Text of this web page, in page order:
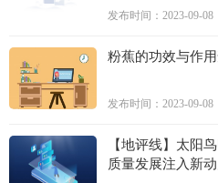
发布时间：2023-09-08
粉蕉的功效与作用
发布时间：2023-09-08
【地评线】太阳
质量发展注入新